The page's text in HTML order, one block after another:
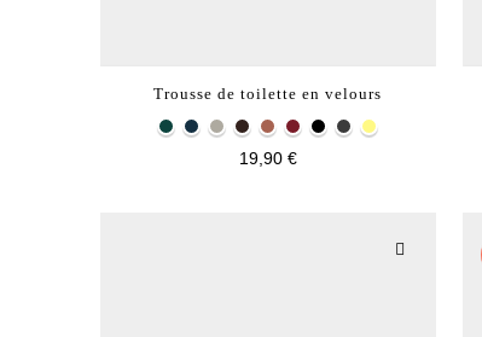
Trousse de toilette en velours
19,90 €